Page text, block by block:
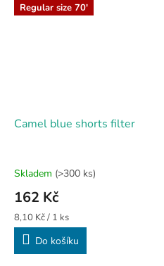
Regular size 70'
Camel blue shorts filter
Skladem (>300 ks)
162 Kč
Měrná
cena:
8,10 Kč / 1 ks
Do košíku